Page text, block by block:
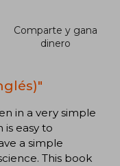
Comparte y gana
dinero
in a very simple
easy to
a simple
This book